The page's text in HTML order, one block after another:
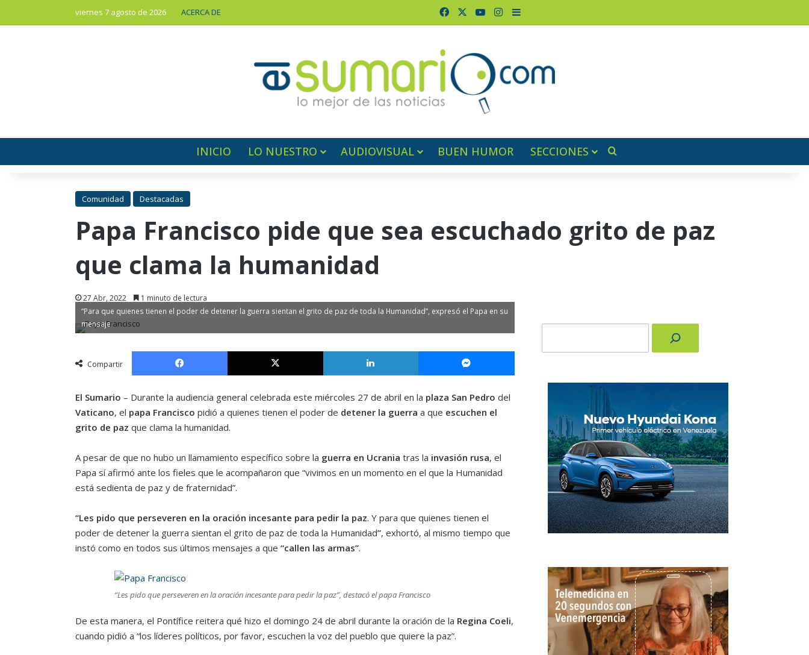
viernes 7 agosto de 2026 ACERCA DE FacebookYouTubeInstagram
Barra lateral
INICIO LO NUESTRO AUDIOVISUAL BUEN HUMOR SECCIONES
Comunidad Destacadas
Papa Francisco pide que sea escuchado grito de paz
que clama la humanidad
27 Abr, 2022 1 minuto de lectura
“Para que quienes tienen el poder de detener la guerra sientan el grito de paz de toda la Humanidad”, expresó el Papa en su
mensaje
Compartir
Facebook X LinkedIn Messenger
El Sumario – Durante la audiencia general celebrada este miércoles 27 de abril en la plaza San Pedro del
Vaticano, el papa Francisco pidió a quienes tienen el poder de detener la guerra a que escuchen el
grito de paz que clama la humanidad.
A pesar de que no hubo un llamamiento específico sobre la guerra en Ucrania tras la invasión rusa, el
Papa sí afirmó ante los fieles que le acompañaron que “vivimos en un momento en el que la Humanidad
está sedienta de paz y de fraternidad”.
“Les pido que perseveren en la oración incesante para pedir la paz. Y para que quienes tienen el
poder de detener la guerra sientan el grito de paz de toda la Humanidad”, exhortó, al mismo tiempo que
instó como en todos sus últimos mensajes a que “callen las armas”.
“Les pido que perseveren en la oración incesante para pedir la paz”, destacó el papa Francisco
De esta manera, el Pontífice reitera qué hizo el domingo 24 de abril durante la oración de la Regina Coeli,
cuando pidió a “los líderes políticos, por favor, escuchen la voz del pueblo que quiere la paz”.